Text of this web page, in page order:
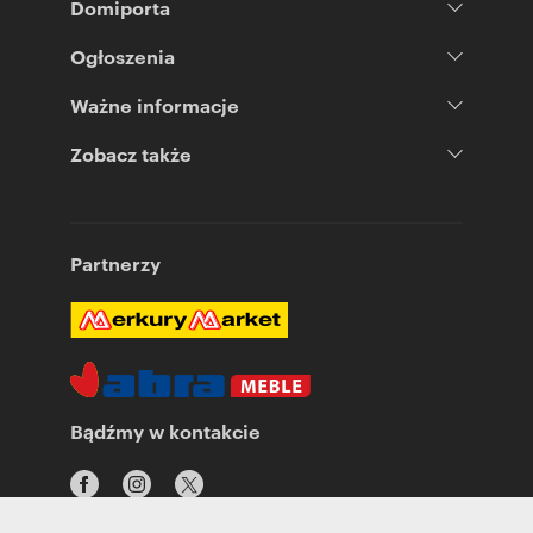
Domiporta
Ogłoszenia
Ważne informacje
Zobacz także
Partnerzy
Bądźmy w kontakcie